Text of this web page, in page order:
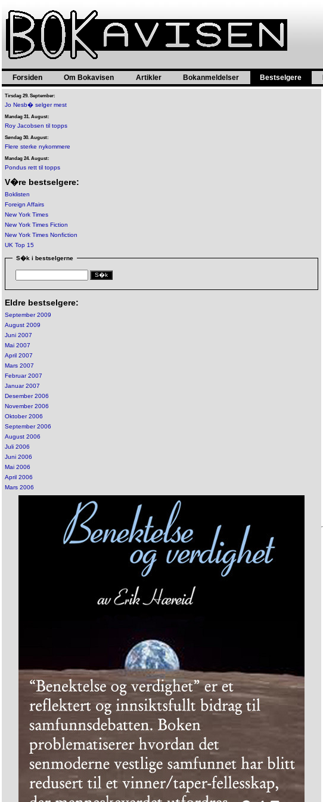
Forsiden Om Bokavisen Artikler Bokanmeldelser Bestselgere
Tirsdag 29. September:
Jo Nesb� selger mest
Mandag 31. August:
Roy Jacobsen til topps
Søndag 30. August:
Flere sterke nykommere
Mandag 24. August:
Pondus rett til topps
V�re bestselgere:
Boklisten
Foreign Affairs
New York Times
New York Times Fiction
New York Times Nonfiction
UK Top 15
S�k i bestselgerne
Eldre bestselgere:
September 2009
August 2009
Juni 2007
Mai 2007
April 2007
Mars 2007
Februar 2007
Januar 2007
Desember 2006
November 2006
Oktober 2006
September 2006
August 2006
Juli 2006
Juni 2006
Mai 2006
April 2006
Mars 2006